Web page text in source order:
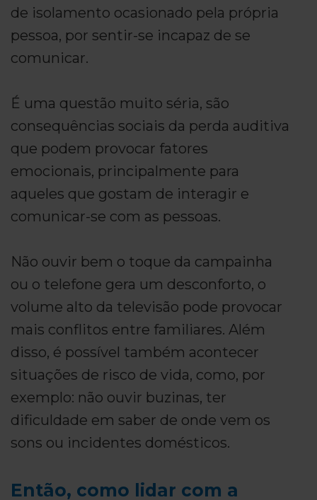
de isolamento ocasionado pela própria
pessoa, por sentir-se incapaz de se
comunicar.
É uma questão muito séria, são
consequências sociais da perda auditiva
que podem provocar fatores
emocionais, principalmente para
aqueles que gostam de interagir e
comunicar-se com as pessoas.
Não ouvir bem o toque da campainha
ou o telefone gera um desconforto, o
volume alto da televisão pode provocar
mais conflitos entre familiares. Além
disso, é possível também acontecer
situações de risco de vida, como, por
exemplo: não ouvir buzinas, ter
dificuldade em saber de onde vem os
sons ou incidentes domésticos.
Então, como lidar com a